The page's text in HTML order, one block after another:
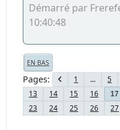
Démarré par
10:40:48
EN BAS
Pages 1 ... 5
13
14 15 16 17
23
24 25 26 27